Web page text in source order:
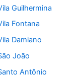
Guilhermina
Fontana
Damiano
João
Antônio